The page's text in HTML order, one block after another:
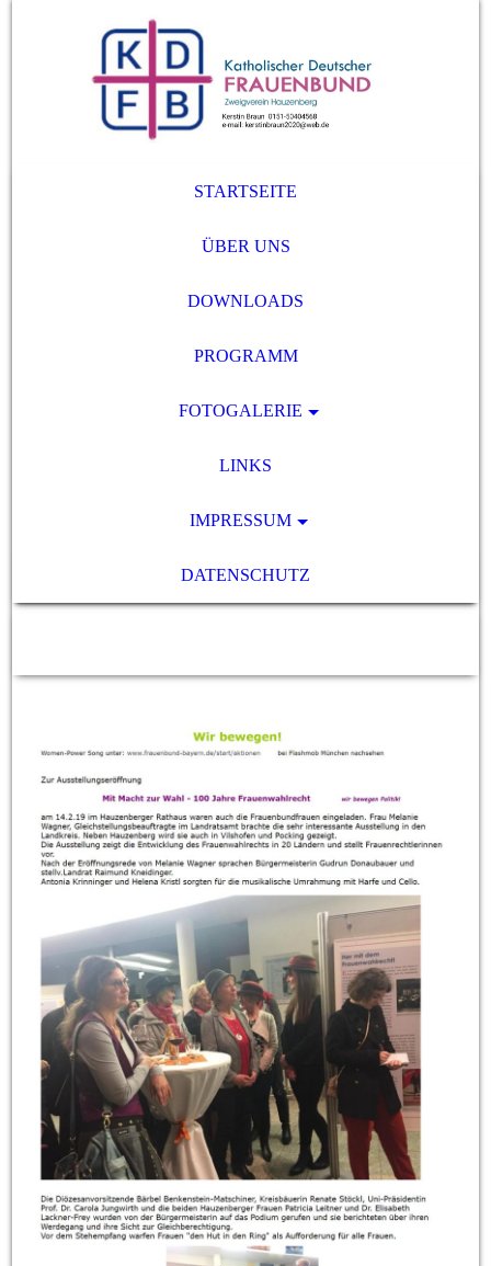
STARTSEITE
ÜBER UNS
DOWNLOADS
PROGRAMM
FOTOGALERIE
LINKS
IMPRESSUM
DATENSCHUTZ